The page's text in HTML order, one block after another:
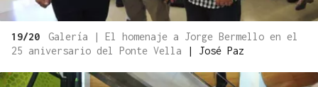
19/20
Galería | El homenaje a Jorge Bermello en el
25 aniversario del Ponte Vella
| José Paz